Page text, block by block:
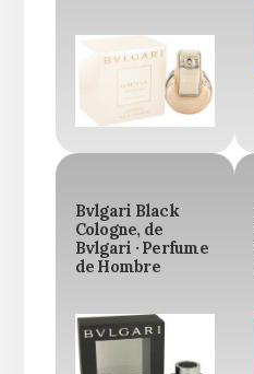
Bvlgari Black
Cologne, de
Bvlgari · Perfume
de Hombre